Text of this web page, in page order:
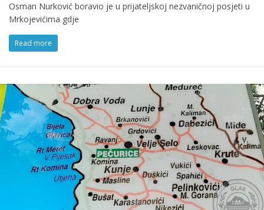
Osman Nurković boravio je u prijateljskoj nezvaničnoj posjeti u
Mrkojevićima gdje
Read more